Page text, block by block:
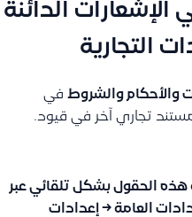
الدائنة
التجارية
والأحكام والشروط في
مستند تجاري آخر في قيود.
هذه الحقول بشكل تلقائي عبر
العامة → إعدادات